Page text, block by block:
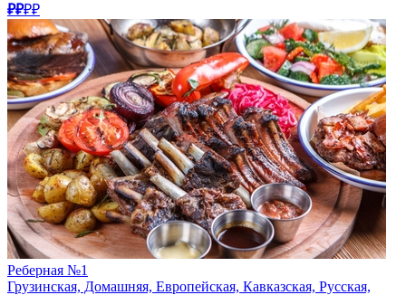
₽₽₽₽
Реберная №1
Грузинская, Домашняя, Европейская, Кавказская, Русская,